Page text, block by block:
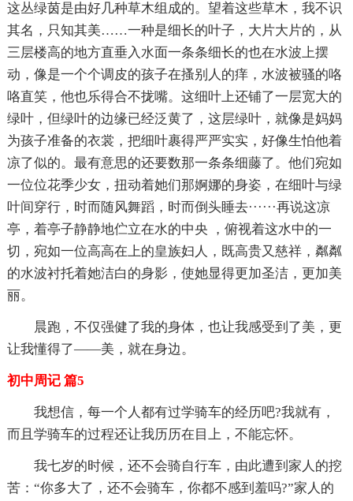
这丛绿茵是由好几种草木组成的。望着这些草木，我不识
其名，只知其美……一种是细长的叶子，大片大片的，从
三层楼高的地方直垂入水面一条条细长的也在水波上摆
动，像是一个个调皮的孩子在搔别人的痒，水波被骚的咯
咯直笑，他也乐得合不拢嘴。这细叶上还铺了一层宽大的
绿叶，但绿叶的边缘已经泛黄了，这层绿叶，就像是妈妈
为孩子准备的衣裳，把细叶裹得严严实实，好像生怕他着
凉了似的。最有意思的还要数那一条条细藤了。他们宛如
一位位花季少女，扭动着她们那婀娜的身姿，在细叶与绿
叶间穿行，时而随风舞蹈，时而倒头睡去······再说这凉
亭，着亭子静静地伫立在水的中央 ，俯视着这水中的一
切，宛如一位高高在上的皇族妇人，既高贵又慈祥，粼粼
的水波衬托着她洁白的身影，使她显得更加圣洁，更加美
丽。
晨跑，不仅强健了我的身体，也让我感受到了美，更
让我懂得了——美，就在身边。
初中周记 篇5
我想信，每一个人都有过学骑车的经历吧?我就有，
而且学骑车的过程还让我历历在目上，不能忘怀。
我七岁的时候，还不会骑自行车，由此遭到家人的挖
苦：“你多大了，还不会骑车，你都不感到羞吗?”家人的